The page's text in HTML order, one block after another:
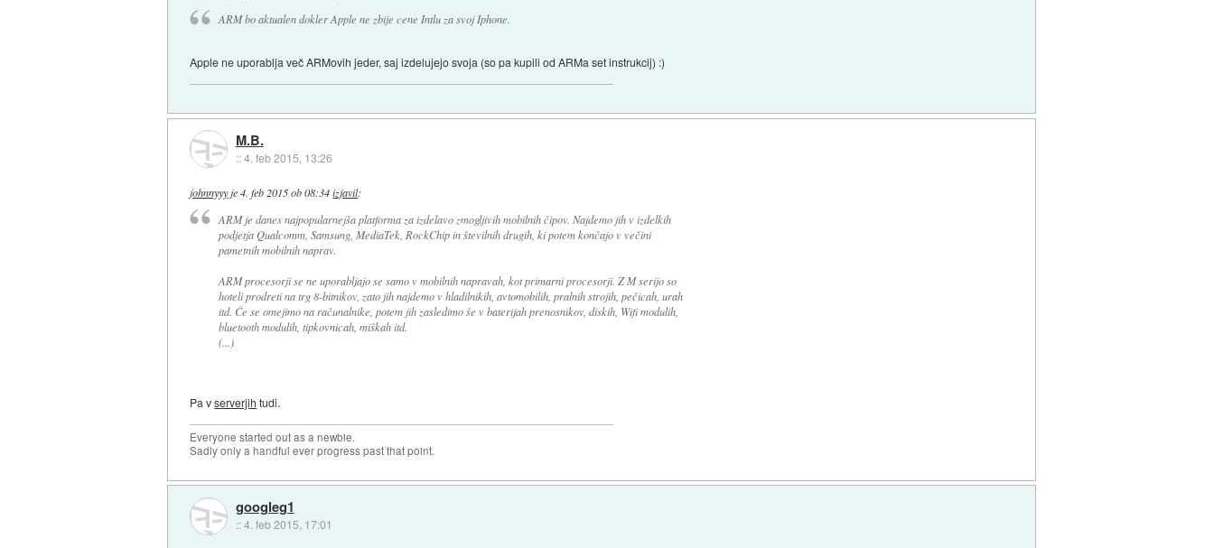
ARM bo aktualen dokler Apple ne zbije cene Intlu za svoj Iphone.
Apple ne uporablja več ARMovih jeder, saj izdelujejo svoja (so pa kupili od ARMa set instrukcij) :)
M.B.
::4. feb 2015, 13:26
johnnyyyje4. feb 2015 ob 08:34 izjavil:
ARM je danes najpopularnejša platforma za izdelavo zmogljivih mobilnih čipov. Najdemo jih v izdelkih
podjetja Qualcomm, Samsung, MediaTek, RockChip in številnih drugih, ki potem končajo v večini
pametnih mobilnih naprav.
ARM procesorji se ne uporabljajo se samo v mobilnih napravah, kot primarni procesorji. Z M serijo so
hoteli prodreti na trg 8-bitnikov, zato jih najdemo v hladilnikih, avtomobilih, pralnih strojih, pečicah, urah
itd. Če se omejimo na računalnike, potem jih zasledimo še v baterijah prenosnikov, diskih, Wifi modulih,
bluetooth modulih, tipkovnicah, miškah itd.
(...)
Pa vserverjih tudi.
Everyone started out as a newbie.
Sadly only a handful ever progress past that point.
googleg1
::4. feb 2015, 17:01